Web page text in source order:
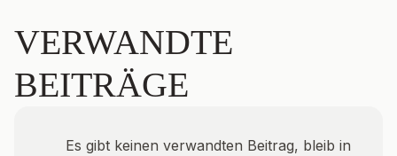
VERWANDTE
BEITRÄGE
Es gibt keinen verwandten Beitrag, bleib in